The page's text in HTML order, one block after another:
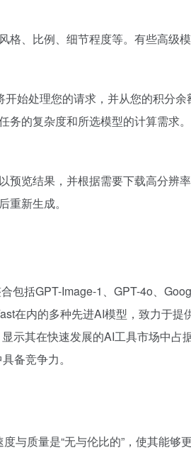
、比例、细节程度等。有些高级
始处理您的请求，并从您的积分余
的复杂度和所选模型的计算需求。
览结果，并根据需要下载高分辨率
新生成。
包括GPT-Image-1、GPT-4o、
在内的多种先进AI模型，致力于提
示其在快速发展的AI工具市场中
备竞争力。
与质量是“无与伦比的”，使其能够